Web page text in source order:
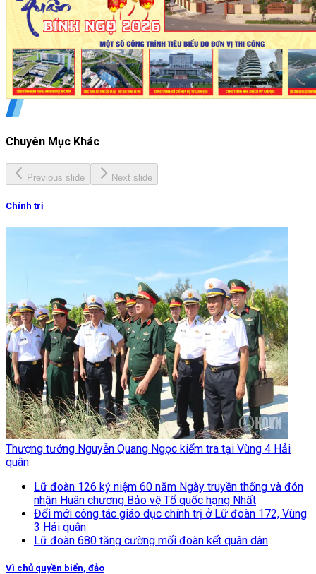
Chuyên Mục Khác
Previous slide Next slide
Chính trị
Thượng tướng Nguyễn Quang Ngọc kiểm tra tại Vùng 4 Hải
quân
Lữ đoàn 126 kỷ niệm 60 năm Ngày truyền thống và đón
nhận Huân chương Bảo vệ Tổ quốc hạng Nhất
Đổi mới công tác giáo dục chính trị ở Lữ đoàn 172, Vùng
3 Hải quân
Lữ đoàn 680 tăng cường mối đoàn kết quân dân
Vì chủ quyền biển, đảo